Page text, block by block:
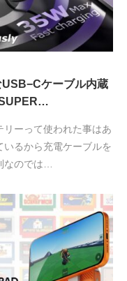
ケーブル内蔵
ーって使われた事はあ
いるから充電ケーブルを
なのでは…